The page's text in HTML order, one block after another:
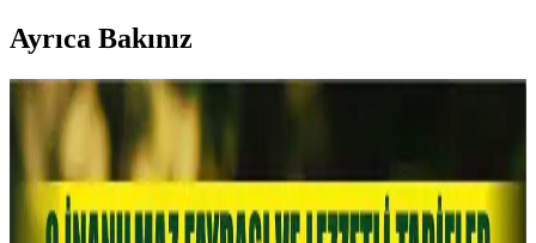
Ayrıca Bakınız
Potasyumun Önemi ve En Çok Potasyum İçeren
Besinler Hakkında Bilmeniz Gerekenler
Potasyum, kas ve sinir fonksiyonları için önemli, kan basıncını
düzenleyen ve kalp sağlığını destekleyen temel mineral. En zengin
kaynaklar muz, patates, ıspanak ve kuru kayısıdır.